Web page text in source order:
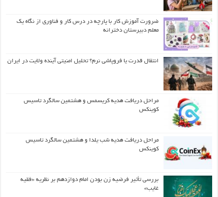
ضرورت آموزش کار با پارچه در درس کار و فناوری از نگاه یک
معلم دبیرستان دخترانه
انتقال قدرت یا فروپاشی نرم؟ تحلیل امنیتی آینده ولایت در ایران
مراحل دریافت هدیه کریسمس و هشتمین سالگرد تاسیس
کوینکس
مراحل دریافت هدیه شب یلدا و هشتمین سالگرد تاسیس
کوینکس
بررسی تأثیر فرضیه زن بودن امام دوازدهم بر نظریه «فقیه
غایب»